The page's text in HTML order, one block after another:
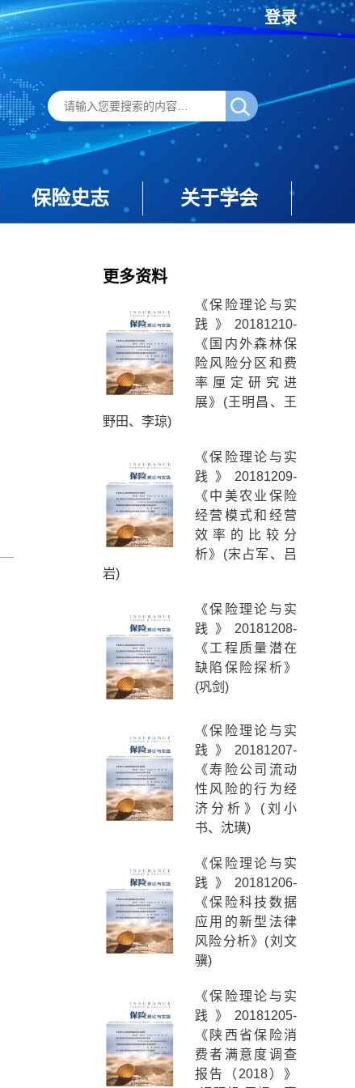
登录
保险史志 关于学会
更多资料
《保险理论与实
践》20181210-
《国内外森林保
险风险分区和费
率厘定研究进
展》(王明昌、王
野田、李琼)
《保险理论与实
践》20181209-
《中美农业保险
经营模式和经营
效率的比较分
析》(宋占军、吕
岩)
《保险理论与实
践》20181208-
《工程质量潜在
缺陷保险探析》
(巩剑)
《保险理论与实
践》20181207-
《寿险公司流动
性风险的行为经
济分析》(刘小
书、沈璜)
《保险理论与实
践》20181206-
《保险科技数据
应用的新型法律
风险分析》(刘文
骥)
《保险理论与实
践》20181205-
《陕西省保险消
费者满意度调查
报告（2018）》